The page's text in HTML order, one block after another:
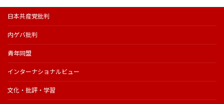
日本共産党批判
内ゲバ批判
青年同盟
インターナショナルビュー
文化・批評・学習